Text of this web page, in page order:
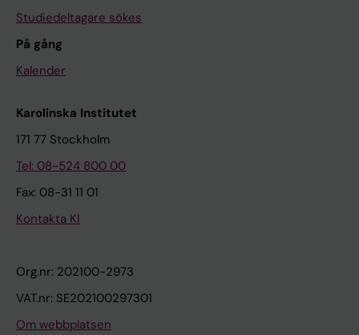
Studiedeltagare sökes
På gång
Kalender
Karolinska Institutet
171 77 Stockholm
Tel: 08-524 800 00
Fax: 08-31 11 01
Kontakta KI
Org.nr: 202100-2973
VAT.nr: SE202100297301
Om webbplatsen